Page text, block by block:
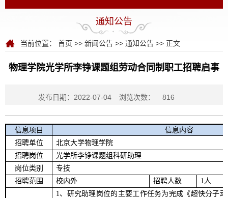
通知公告
当前位置： 首页 >> 新闻公告 >> 通知公告 >> 正文
物理学院光学所李铮课题组劳动合同制职工招聘启事
发布日期：2022-07-04 浏览次数： 816
信息项目
信息内容
招聘单位
北京大学物理学院
招聘岗位
光学所李铮课题组科研助理
岗位类别
专技
招聘范围
校内外 招聘人数 1 人
1 、研究助理岗位的主要工作任务为完成《超快分子